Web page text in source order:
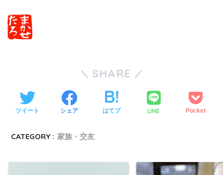
SHARE
ツイート シェア はてブ LINE Pocket
CATEGORY : 家族・交友